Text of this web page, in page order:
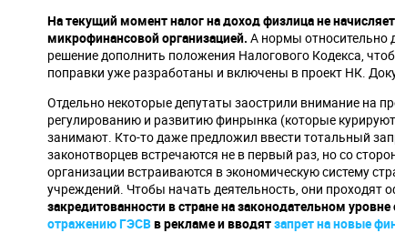
На текущий момент налог на доход физлица не
микрофинансовой организацией. А нормы относительно
решение дополнить положения Налогового Кодекса,
поправки уже разработаны и включены в проект НК.
Отдельно некоторые депутаты заострили внимание на
регулированию и развитию финрынка (которые курируют
занимают. Кто-то даже предложил ввести тотальный
законотворцев встречаются не в первый раз, но со
организации встраиваются в экономическую систему
учреждений. Чтобы начать деятельность, они проходят
закредитованности в стране на законодательном
отражению ГЭСВв рекламе и вводятзапрет на новые